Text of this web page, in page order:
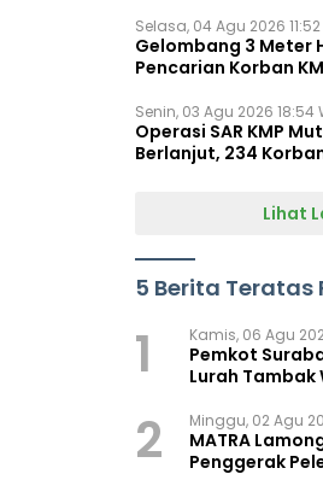
Selasa, 04 Agu 2026 11:52
Gelombang 3 Meter
Pencarian Korban
Senin, 03 Agu 2026 18:54
Operasi SAR KMP
Berlanjut, 234
Lihat
5 Berita Teratas
1 Kamis, 06 Agu
Pemkot
Lurah Tambak
2 Minggu, 02 Agu
MATRA
Penggerak